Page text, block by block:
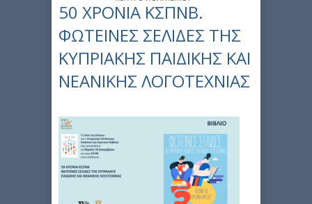
50 ΧΡΟΝΙΑ ΚΣΠΝΒ.
ΦΩΤΕΙΝΕΣ ΣΕΛΙΔΕΣ ΤΗΣ
ΚΥΠΡΙΑΚΗΣ ΠΑΙΔΙΚΗΣ ΚΑΙ
ΝΕΑΝΙΚΗΣ ΛΟΓΟΤΕΧΝΙΑΣ